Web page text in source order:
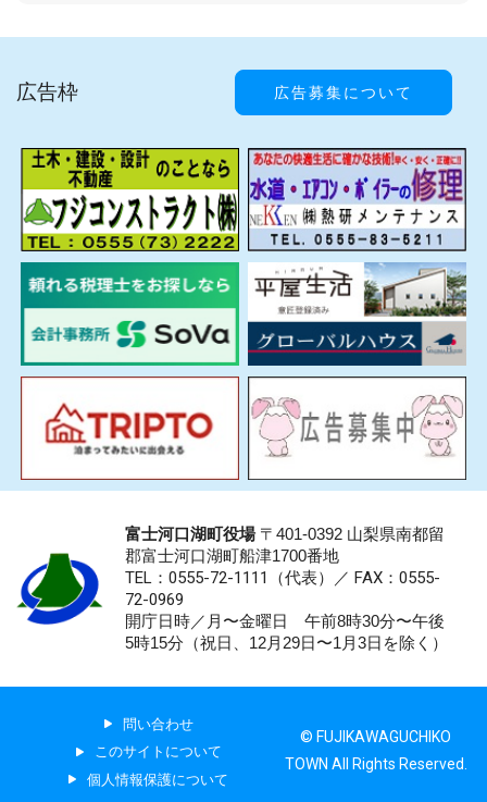
広告枠 広告募集について
富士河口湖町役場〒401-0392 山梨県南都留
郡富士河口湖町船津1700番地
TEL：0555-72-1111 （代表）／ FAX：0555-
72-0969
開庁日時／月〜金曜日 午前8時30分〜午後
5時15分（祝日、12月29日〜1月3日を除く）
問い合わせ
このサイトについて
個人情報保護について
© FUJIKAWAGUCHIKO
TOWN All Rights Reserved.